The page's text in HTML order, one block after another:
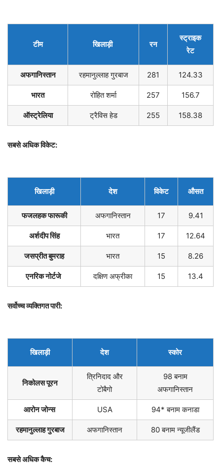
टीम खिलाड़ी रन
स्ट्राइक
रेट
अफगानिस्तान रहमानुल्लाह गुरबाज 281 124.33
भारत रोहित शर्मा 257 156.7
ऑस्ट्रेलिया ट्रैविस हेड 255 158.38
सबसे अधिक विकेट:
खिलाड़ी देश विकेट औसत
फजलहक फारूकी अफगानिस्तान 17 9.41
अर्शदीप सिंह भारत 17 12.64
जसप्रीत बुमराह भारत 15 8.26
एनरिक नोर्टजे दक्षिण अफ्रीका 15 13.4
सर्वोच्च व्यक्तिगत पारी:
खिलाड़ी देश स्कोर
निकोलस पूरन
त्रिनिदाद और
टोबैगो
98 बनाम
अफगानिस्तान
आरोन जोन्स USA 94* बनाम कनाडा
रहमानुल्लाह गुरबाज अफगानिस्तान 80 बनाम न्यूजीलैंड
सबसे अधिक कैच: